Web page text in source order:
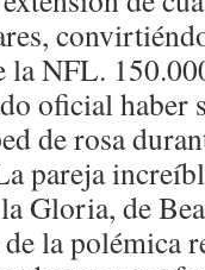
la NFL.
oficial
de rosa
pareja
Gloria, de
la polémica